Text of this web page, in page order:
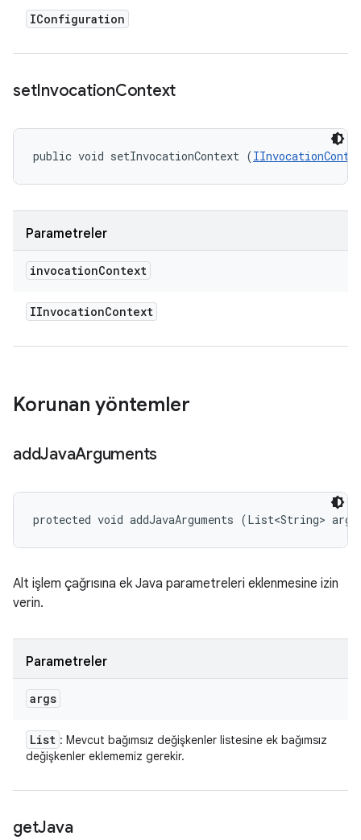
IConfiguration
setInvocationContext
public void setInvocationContext (
Parametreler
invocationContext
IInvocationContext
Korunan yöntemler
addJavaArguments
protected void addJavaArguments (List<String>
Alt işlem çağrısına ek Java parametreleri eklenmesine izin
verin.
Parametreler
args
List : Mevcut bağımsız değişkenler listesine ek bağımsız
değişkenler eklememiz gerekir.
getJava